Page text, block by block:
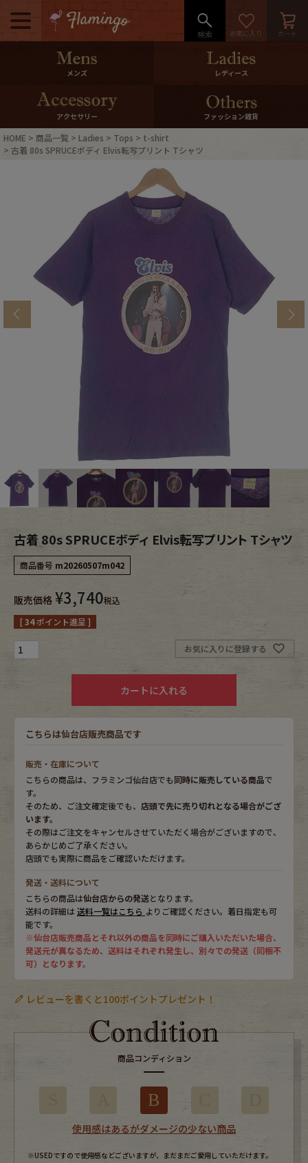
メニュー
500pt＆10％Offクーポンプレゼン
10％0ffクーポンプレゼント
ログイン・会員登録 LINE ID連携
マイページ
ご利用ガイド International Shipping
店舗紹介
ブランドから探す スタッフコーディネート
年代から探す
メンズ商品カテゴリーから探す
Outer
Bottoms Fafatt
レディース商品カテゴリーから探す
Tops
Outer
Kidswear
小物・アクセサリーから探す
Eye Wear
Bag
Accessory Shoes
Belt antique goods
FAFATT
メンズ レディース
アクセサリー ファッション雑貨
HOME 商品一覧 Ladies Tops
t-shirt
古着 80s SPRUCEボディ Elvis転写プリント Tシャツ
古着 80s SPRUCEボディ Elvis転写プリント Tシャツ
商品番号 m20260507m042
販売価格 ¥3,740税込
[34ポイント進呈 ]
お気に入りに登録する
カートに入れる
こちらは仙台店販売商品です
販売・在庫について
こちらの商品は、フラミンゴ仙台店でも同時に販売している商品で
す。
そのため、ご注文確定後でも、 店頭で先に売り切れとなる場合がござ
います。
その際はご注文をキャンセルさせていただく場合がございますので、
あらかじめご了承ください。
店頭でも実際に商品をご確認いただけます。
発送・送料について
こちらの商品は仙台店からの発送となります。
送料の詳細は 送料一覧はこちら よりご確認ください。着日指定も可
能です。
※仙台店販売商品とそれ以外の商品を同時にご購入いただいた場合、
発送元が異なるため、送料はそれぞれ発生し、別々での発送（同梱不
可）となります。
レビューを書くと100ポイントプレゼント！
商品コンディション
B
使用感はあるがダメージの少ない商品
※USEDですので使用感などございますが、まだまだご愛用していただけます。